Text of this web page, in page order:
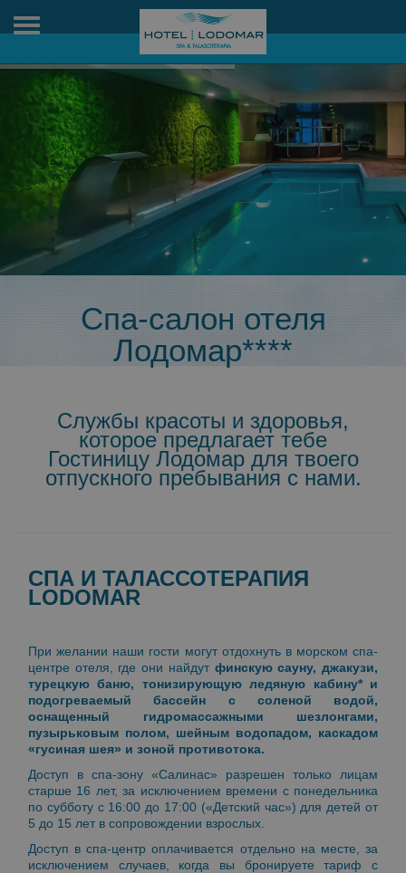
Toggle
Спа-салон отеля
Лодомар****
Службы красоты и здоровья,
которое предлагает тебе
Гостиницу Лодомар для твоего
отпускного пребывания с нами.
СПА И ТАЛАССОТЕРАПИЯ
LODOMAR
При желании наши гости могут отдохнуть в морском спа-
центре отеля, где они найдут финскую сауну, джакузи,
турецкую баню, тонизирующую ледяную кабину* и
подогреваемый бассейн с соленой водой,
оснащенный гидромассажными шезлонгами,
пузырьковым полом, шейным водопадом, каскадом
«гусиная шея» и зоной противотока.
Доступ в спа-зону «Салинас» разрешен только лицам
старше 16 лет, за исключением времени с понедельника
по субботу с 16:00 до 17:00 («Детский час») для детей от
5 до 15 лет в сопровождении взрослых.
Доступ в спа-центр оплачивается отдельно на месте, за
исключением случаев, когда вы бронируете тариф с